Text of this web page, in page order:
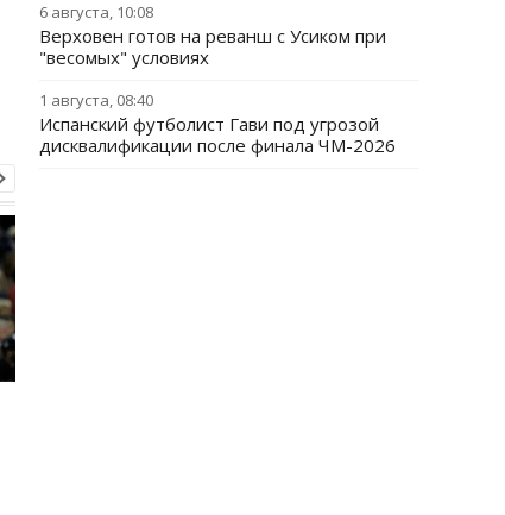
6 августа, 10:08
Верховен готов на реванш с Усиком при
"весомых" условиях
1 августа, 08:40
Испанский футболист Гави под угрозой
дисквалификации после финала ЧМ-2026